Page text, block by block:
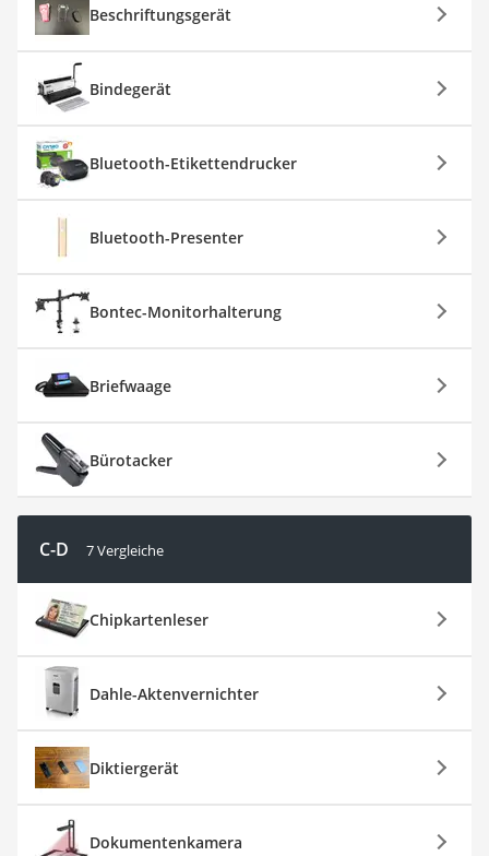
Beschriftungsgerät
Bindegerät
Bluetooth-Etikettendrucker
Bluetooth-Presenter
Bontec-Monitorhalterung
Briefwaage
Bürotacker
C-D 7 Vergleiche
Chipkartenleser
Dahle-Aktenvernichter
Diktiergerät
Dokumentenkamera